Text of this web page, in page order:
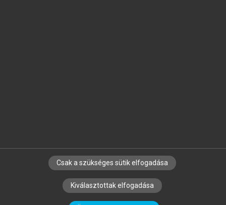
SZERZŐKNEK CÉGEKNEK KÖNYVTÁROSOKNAK
SZERKESZTÉSI ÉS LEKTORÁLÁSI ALAPELVEK
Csak a szükséges sütik elfogadása
Kiválasztottak elfogadása